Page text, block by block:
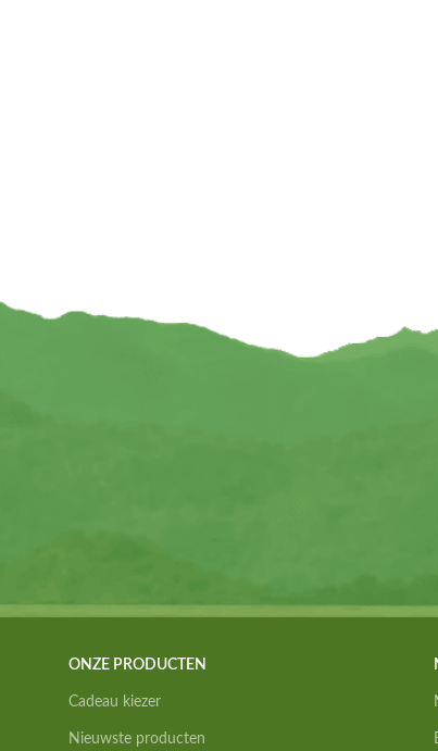
ONZE PRODUCTEN
Cadeau kiezer
Nieuwste producten